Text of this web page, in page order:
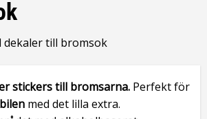
dekaler till bromsok
stickerstill bromsarna. Perfekt för
med det lilla extra.